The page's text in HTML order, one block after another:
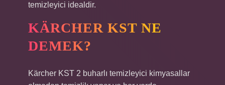
temizleyici idealdir.
KÄRCHER KST NE
DEMEK?
Kärcher KST 2 buharlı temizleyici kimyasallar